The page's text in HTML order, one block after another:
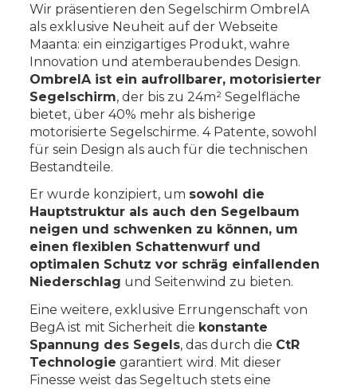
Wir präsentieren den Segelschirm OmbrelA
als exklusive Neuheit auf der Webseite
Maanta: ein einzigartiges Produkt, wahre
Innovation und atemberaubendes Design.
OmbrelA ist ein aufrollbarer, motorisierter
Segelschirm, der bis zu 24m² Segelfläche
bietet, über 40% mehr als bisherige
motorisierte Segelschirme. 4 Patente, sowohl
für sein Design als auch für die technischen
Bestandteile.
Er wurde konzipiert, um sowohl die
Hauptstruktur als auch den Segelbaum
neigen und schwenken zu können, um
einen flexiblen Schattenwurf und
optimalen Schutz vor schräg einfallenden
Niederschlag und Seitenwind zu bieten.
Eine weitere, exklusive Errungenschaft von
BegA ist mit Sicherheit die konstante
Spannung des Segels, das durch die CtR
Technologie garantiert wird. Mit dieser
Finesse weist das Segeltuch stets eine